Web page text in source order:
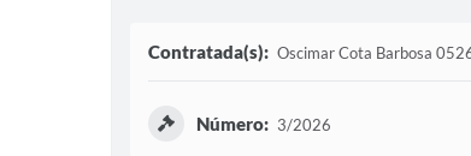
Contratada(s): Oscimar Cota Barbosa
Número: 3/2026